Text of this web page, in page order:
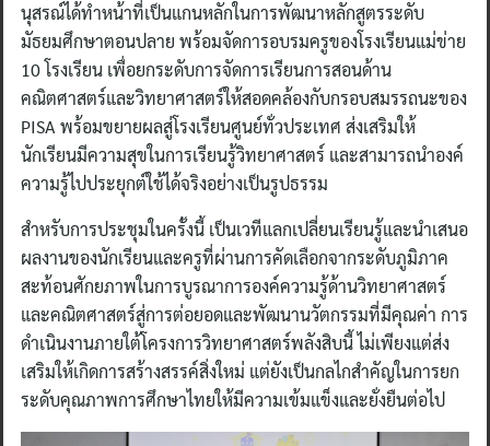
นุสรณ์ได้ทำหน้าที่เป็นแกนหลักในการพัฒนาหลักสูตรระดับ
มัธยมศึกษาตอนปลาย พร้อมจัดการอบรมครูของโรงเรียนแม่ข่าย
10 โรงเรียน เพื่อยกระดับการจัดการเรียนการสอนด้าน
คณิตศาสตร์และวิทยาศาสตร์ให้สอดคล้องกับกรอบสมรรถนะของ
PISA พร้อมขยายผลสู่โรงเรียนศูนย์ทั่วประเทศ ส่งเสริมให้
นักเรียนมีความสุขในการเรียนรู้วิทยาศาสตร์ และสามารถนำองค์
ความรู้ไปประยุกต์ใช้ได้จริงอย่างเป็นรูปธรรม
สำหรับการประชุมในครั้งนี้ เป็นเวทีแลกเปลี่ยนเรียนรู้และนำเสนอ
ผลงานของนักเรียนและครูที่ผ่านการคัดเลือกจากระดับภูมิภาค
สะท้อนศักยภาพในการบูรณาการองค์ความรู้ด้านวิทยาศาสตร์
และคณิตศาสตร์สู่การต่อยอดและพัฒนานวัตกรรมที่มีคุณค่า การ
ดำเนินงานภายใต้โครงการวิทยาศาสตร์พลังสิบนี้ ไม่เพียงแต่ส่ง
เสริมให้เกิดการสร้างสรรค์สิ่งใหม่ แต่ยังเป็นกลไกสำคัญในการยก
ระดับคุณภาพการศึกษาไทยให้มีความเข้มแข็งและยั่งยืนต่อไป